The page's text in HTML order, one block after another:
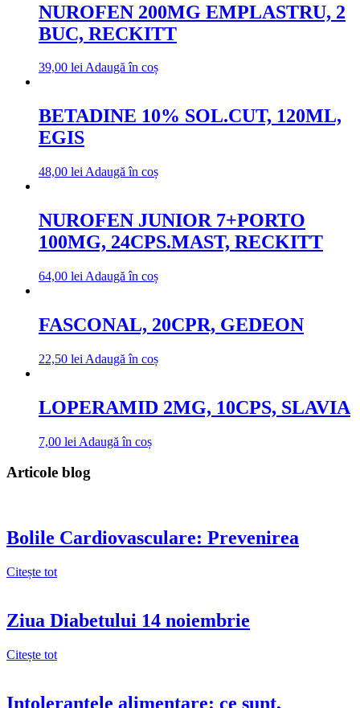
NUROFEN 200MG EMPLASTRU, 2
BUC, RECKITT
39,00 leiAdaugă în coș
BETADINE 10% SOL.CUT, 120ML,
EGIS
48,00 lei Adaugă în coș
NUROFEN JUNIOR 7+PORTO
100MG, 24CPS.MAST, RECKITT
64,00 lei Adaugă în coș
FASCONAL, 20CPR, GEDEON
22,50 lei Adaugă în coș
LOPERAMID 2MG, 10CPS, SLAVIA
7,00 lei Adaugă în coș
Articole blog
Bolile Cardiovasculare: Prevenirea
Citește tot
Ziua Diabetului 14 noiembrie
Citește tot
Intoleranțele alimentare: ce sunt,